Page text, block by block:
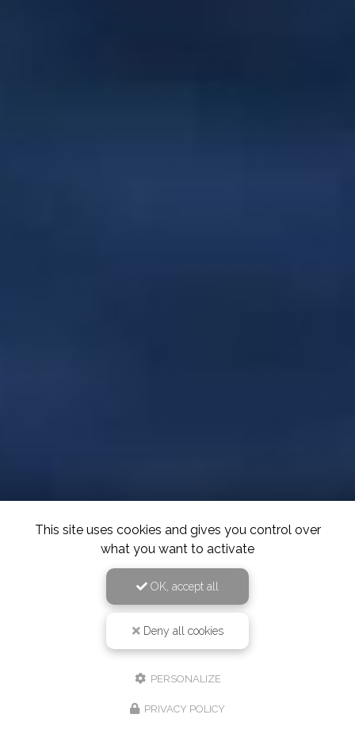
This site uses cookies and gives you control over
what you want to activate
OK, accept all
Deny all cookies
PERSONALIZE
PRIVACY POLICY